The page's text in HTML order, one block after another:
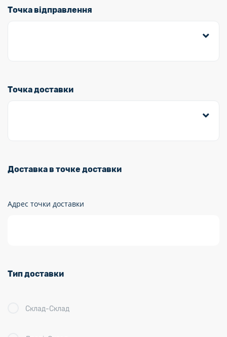
Точка відправлення
Точка доставки
Доставка в точке доставки
Адрес точки доставки
Тип доставки
Склад-Склад